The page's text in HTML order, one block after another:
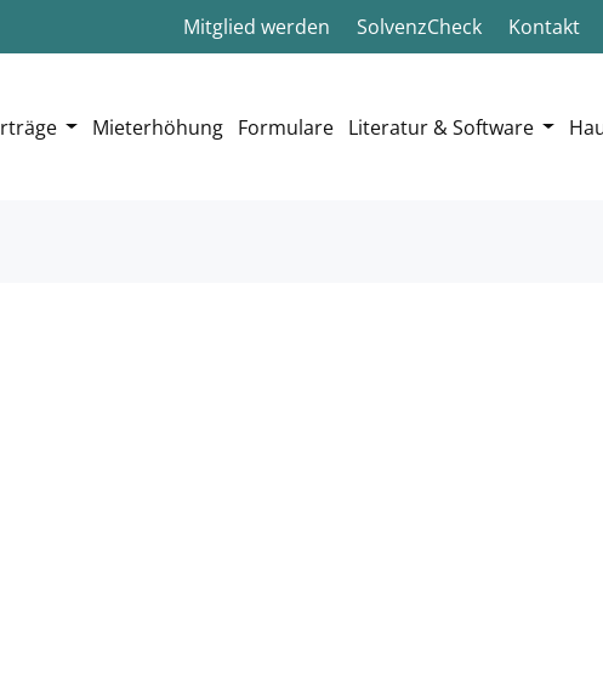
Mitglied werden SolvenzCheck Kontakt
Mieterhöhung Formulare Literatur & Software